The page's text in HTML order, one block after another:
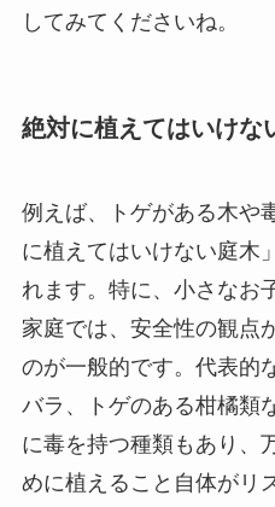
してみてくださいね。
絶対に植えてはいけな
例えば、トゲがある木や
に植えてはいけない庭木
れます。特に、小さなお
家庭では、安全性の観点
のが一般的です。代表的
バラ、トゲのある柑橘類
に毒を持つ種類もあり、
めに植えること自体がリ